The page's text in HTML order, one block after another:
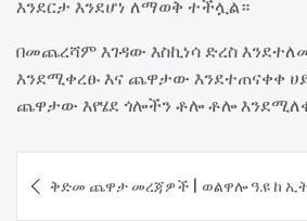
እንደርታ እንደሆነ ለማወቅ ተችሏል።
በመጨረሻም እገዳው እስኪነሳ ድረስ
እንደሚቀረፁ እና ጨዋታው እንደተጠናቀቀ
ጨዋታው እየሄደ ጎሎችን ቶሎ ቶሎ
navigation
ቅድመ ጨዋታ መረጃዎች | ወልዋሎ ዓ.ዩ ከ